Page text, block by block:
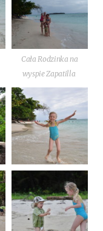
Cała Rodzin­ka na
wyspie Zapatilla